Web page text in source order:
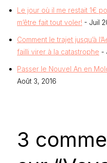
Le jour où il me restait 1€
m’être fait tout voler! - Juil
Comment le trajet jusqu’à
failli virer à la catastrophe -
Passer le Nouvel An en
Août 3, 2016
3